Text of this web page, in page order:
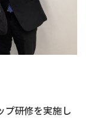
プ研修を実施し